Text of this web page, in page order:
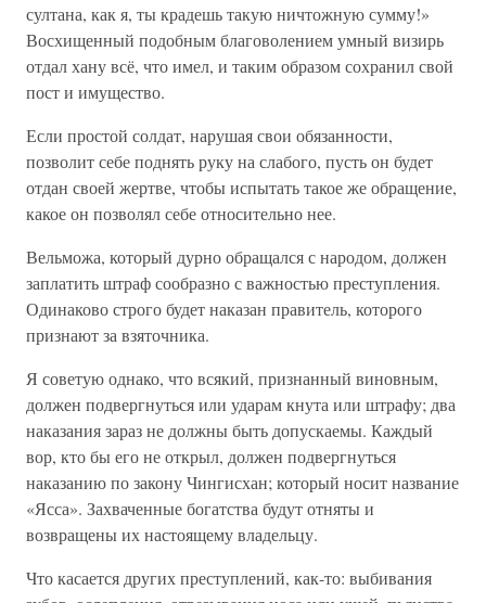
султана, как я, ты крадешь такую ничтожную сумму!»
Восхищенный подобным благоволением умный визирь
отдал хану всё, что имел, и таким образом сохранил свой
пост и имущество.
Если простой солдат, нарушая свои обязанности,
позволит себе поднять руку на слабого, пусть он будет
отдан своей жертве, чтобы испытать такое же обращение,
какое он позволял себе относительно нее.
Вельможа, который дурно обращался с народом, должен
заплатить штраф сообразно с важностью преступления.
Одинаково строго будет наказан правитель, которого
признают за взяточника.
Я советую однако, что всякий, признанный виновным,
должен подвергнуться или ударам кнута или штрафу; два
наказания зараз не должны быть допускаемы. Каждый
вор, кто бы его не открыл, должен подвергнуться
наказанию по закону Чингисхан; который носит название
«Ясса». Захваченные богатства будут отняты и
возвращены их настоящему владельцу.
Что касается других преступлений, как-то: выбивания